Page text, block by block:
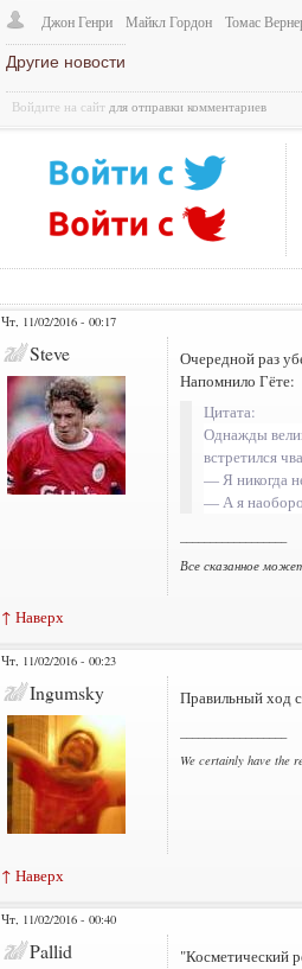
Джон Генри Майкл Гордон Томас
Другие новости
Войдите на сайт для отправки комментариев
Чт, 11/02/2016 - 00:17
Steve
Очередной раз
Напомнило Гёте:
Цитата:
Однажды
встретился
— Я никогда
— А я
Все сказанное
↑ Наверх
Чт, 11/02/2016 - 00:23
Ingumsky Правильный ход
We certainly have the
↑ Наверх
Чт, 11/02/2016 - 00:40
Pallid "Косметический